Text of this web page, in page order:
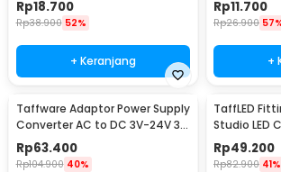
Rp18.700
Rp38.900 52%
+ Keranjang
Rp11.700
Rp26.900
+
Taffware Adaptor Power Supply
Converter AC to DC 3V-24V 3A
Adjustable - BSK-602
Rp63.400
Rp104.900 40%
TaffLED
Studio LED
Switch 220V
Rp49.200
Rp82.900 41%